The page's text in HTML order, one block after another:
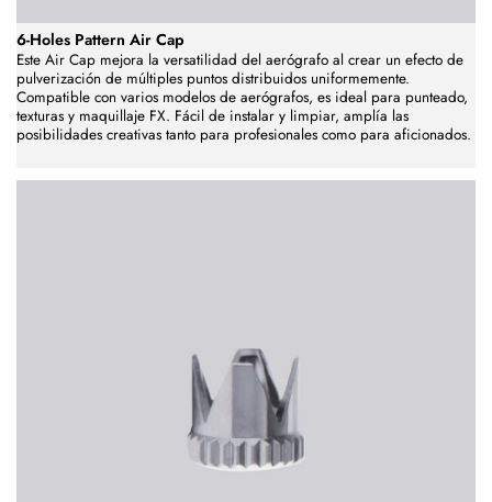
6-Holes Pattern Air Cap
Este Air Cap mejora la versatilidad del aerógrafo al crear un efecto de
pulverización de múltiples puntos distribuidos uniformemente.
Compatible con varios modelos de aerógrafos, es ideal para punteado,
texturas y maquillaje FX. Fácil de instalar y limpiar, amplía las
posibilidades creativas tanto para profesionales como para aficionados.